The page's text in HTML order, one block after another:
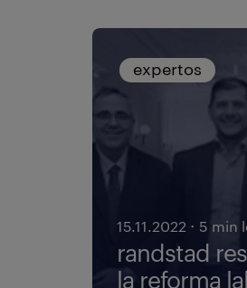
expertos
15.11.2022 · 5 min
randstad
la reforma